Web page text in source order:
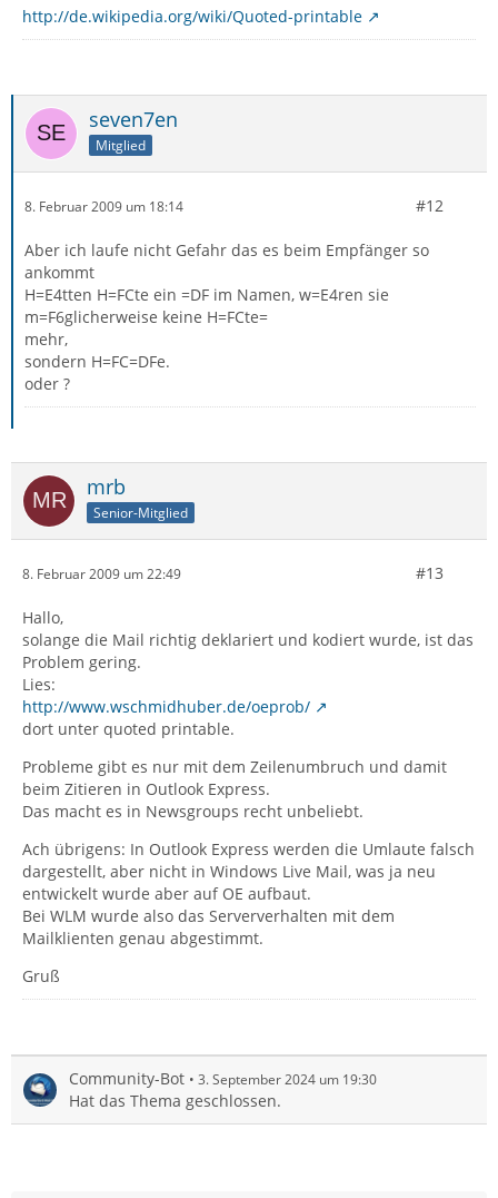
http://de.wikipedia.org/wiki/Quoted-printable
seven7en
Mitglied
8. Februar 2009 um 18:14 #12
Aber ich laufe nicht Gefahr das es beim Empfänger so
ankommt
H=E4tten H=FCte ein =DF im Namen, w=E4ren sie
m=F6glicherweise keine H=FCte=
mehr,
sondern H=FC=DFe.
oder ?
mrb
Senior-Mitglied
8. Februar 2009 um 22:49 #13
Hallo,
solange die Mail richtig deklariert und kodiert wurde, ist das
Problem gering.
Lies:
http://www.wschmidhuber.de/oeprob/
dort unter quoted printable.
Probleme gibt es nur mit dem Zeilenumbruch und damit
beim Zitieren in Outlook Express.
Das macht es in Newsgroups recht unbeliebt.
Ach übrigens: In Outlook Express werden die Umlaute falsch
dargestellt, aber nicht in Windows Live Mail, was ja neu
entwickelt wurde aber auf OE aufbaut.
Bei WLM wurde also das Serververhalten mit dem
Mailklienten genau abgestimmt.
Gruß
Community-Bot 3. September 2024 um 19:30
Hat das Thema geschlossen.